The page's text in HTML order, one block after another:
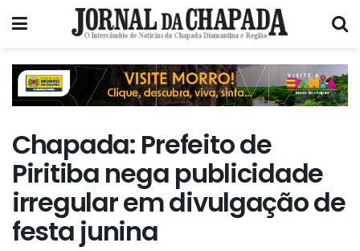
Chapada: Prefeito de
Piritiba nega publicidade
irregular em divulgação de
festa junina